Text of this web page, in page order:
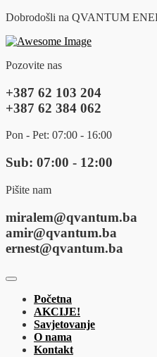
Dobrodošli na QVANTUM
Pozovite nas
+387 62 103 204
+387 62 384 062
Pon - Pet: 07:00 - 16:00
Sub: 07:00 - 12:00
Pišite nam
miralem@qvantum.ba
amir@qvantum.ba
ernest@qvantum.ba
Početna
AKCIJE!
Savjetovanje
O nama
Kontakt